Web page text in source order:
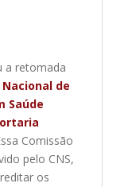
a retomada
de
Saúde
Comissão
pelo CNS,
os